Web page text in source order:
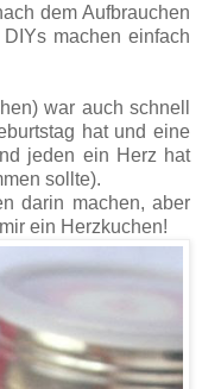
dem Aufbrauchen
machen einfach
war auch schnell
hat und eine
jeden ein Herz hat
sollte).
darin machen, aber
ein Herzkuchen!